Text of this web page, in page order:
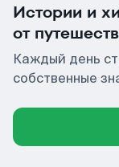
Истории и
от
Каждый день
собственные